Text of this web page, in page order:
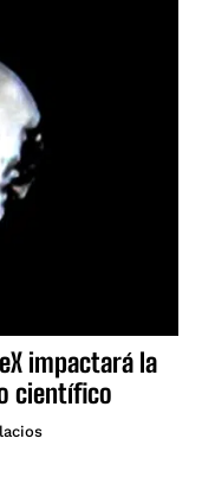
impactará la
científico